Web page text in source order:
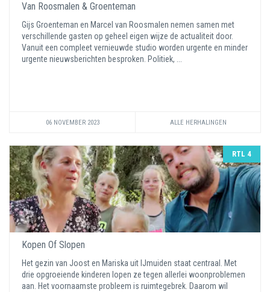
Van Roosmalen & Groenteman
Gijs Groenteman en Marcel van Roosmalen nemen samen met
verschillende gasten op geheel eigen wijze de actualiteit door.
Vanuit een compleet vernieuwde studio worden urgente en minder
urgente nieuwsberichten besproken. Politiek, ...
06 NOVEMBER 2023 ALLE HERHALINGEN
RTL 4
Kopen Of Slopen
Het gezin van Joost en Mariska uit IJmuiden staat centraal. Met
drie opgroeiende kinderen lopen ze tegen allerlei woonproblemen
aan. Het voornaamste probleem is ruimtegebrek. Daarom wil